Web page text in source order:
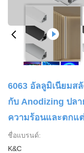
6063 อัลลูมิเนียมส
กับ Anodizing ปลา
ความร้อนและตกแ
ชื่อแบรนด์:
K&C